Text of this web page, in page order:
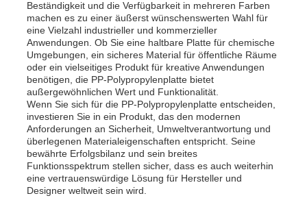
PPS-Bericht
Flammhemmende Polypropylenfolie
Pp. höhlen Bau-Brett aus
PP-Wandplatte
Beständigkeit und die Verfügbarkeit in mehreren Farben
machen es zu einer äußerst wünschenswerten Wahl für
eine Vielzahl industrieller und kommerzieller
Anwendungen. Ob Sie eine haltbare Platte für chemische
Umgebungen, ein sicheres Material für öffentliche Räume
oder ein vielseitiges Produkt für kreative Anwendungen
benötigen, die PP-Polypropylenplatte bietet
außergewöhnlichen Wert und Funktionalität.
Wenn Sie sich für die PP-Polypropylenplatte entscheiden,
investieren Sie in ein Produkt, das den modernen
Anforderungen an Sicherheit, Umweltverantwortung und
überlegenen Materialeigenschaften entspricht. Seine
bewährte Erfolgsbilanz und sein breites
Funktionsspektrum stellen sicher, dass es auch weiterhin
eine vertrauenswürdige Lösung für Hersteller und
Designer weltweit sein wird.